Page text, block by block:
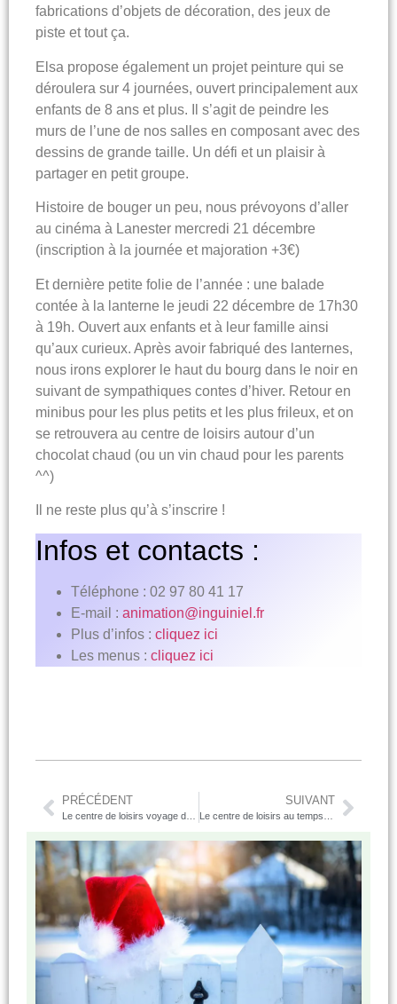
fabrications d’objets de décoration, des jeux de
piste et tout ça.
Elsa propose également un projet peinture qui se
déroulera sur 4 journées, ouvert principalement aux
enfants de 8 ans et plus. Il s’agit de peindre les
murs de l’une de nos salles en composant avec des
dessins de grande taille. Un défi et un plaisir à
partager en petit groupe.
Histoire de bouger un peu, nous prévoyons d’aller
au cinéma à Lanester mercredi 21 décembre
(inscription à la journée et majoration +3€)
Et dernière petite folie de l’année : une balade
contée à la lanterne le jeudi 22 décembre de 17h30
à 19h. Ouvert aux enfants et à leur famille ainsi
qu’aux curieux. Après avoir fabriqué des lanternes,
nous irons explorer le haut du bourg dans le noir en
suivant de sympathiques contes d’hiver. Retour en
minibus pour les plus petits et les plus frileux, et on
se retrouvera au centre de loisirs autour d’un
chocolat chaud (ou un vin chaud pour les parents
^^)
Il ne reste plus qu’à s’inscrire !
Infos et contacts :
Téléphone : 02 97 80 41 17
E-mail : animation@inguiniel.fr
Plus d’infos : cliquez ici
Les menus : cliquez ici
PRÉCÉDENT SUIVANT